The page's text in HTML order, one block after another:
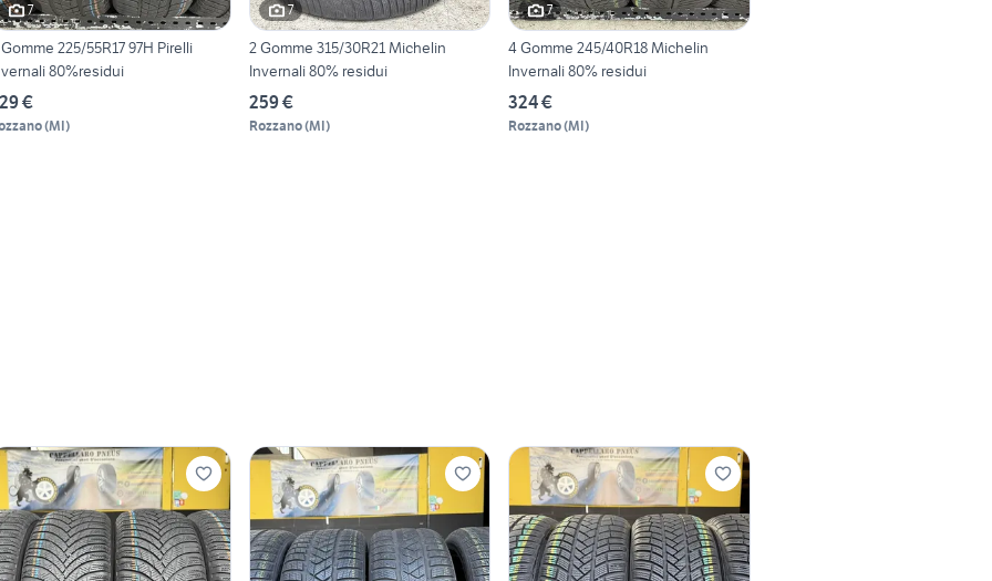
7
225/55R17 97H Pirelli
80%residui
€
(MI)
7
2 Gomme 315/30R21 Michelin
Invernali 80% residui
259 €
Rozzano(MI)
7
4 Gomme 245/40R18 Michelin
Invernali 80% residui
324 €
Rozzano(MI)